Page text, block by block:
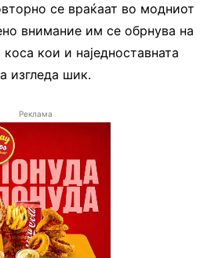
се враќаат во модниот
внимание им се обрнува на
кои и наједноставната
изгледа шик.
Реклама